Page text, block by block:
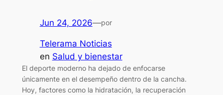
Jun 24, 2026—por
Telerama Noticias
en Salud y bienestar
El deporte moderno ha dejado de enfocarse
únicamente en el desempeño dentro de la cancha.
Hoy, factores como la hidratación, la recuperación